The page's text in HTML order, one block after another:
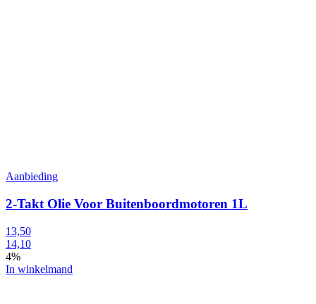
Aanbieding
2-Takt Olie Voor Buitenboordmotoren 1L
13,50
14,10
4%
In winkelmand